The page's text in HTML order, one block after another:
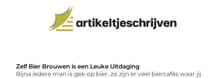
Zelf Bier Brouwen is een Leuke Uitdaging
Bijna iedere man is gek op bier, zo zijn er veel biercafés waar jij